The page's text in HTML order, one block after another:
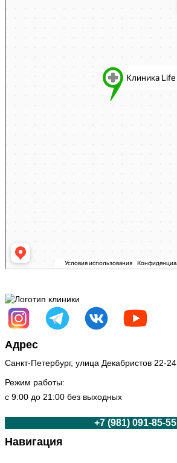
Санкт-Петербург, улица Декабристов 22-24
Режим работы:
с 9:00 до 21:00 без выходных
+7 (981) 091-85-55